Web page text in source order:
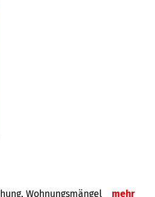
Wohnungsmängel mehr